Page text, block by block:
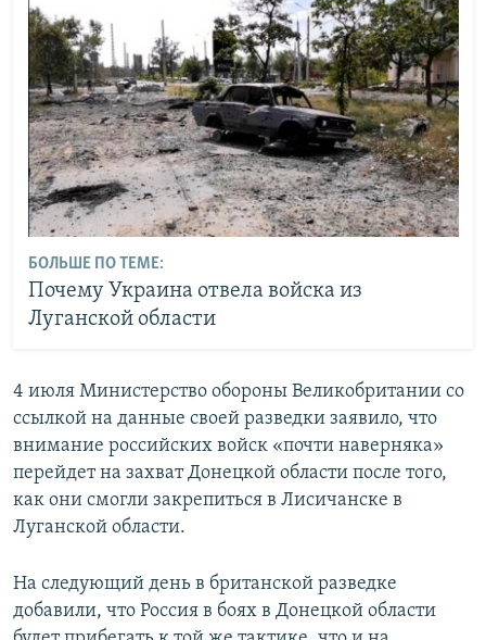
БОЛЬШЕ ПО ТЕМЕ:
Почему Украина отвела войска из
Луганской области
4 июля Министерство обороны Великобритании со
ссылкой на данные своей разведки заявило, что
внимание российских войск «почти наверняка»
перейдет на захват Донецкой области после того,
как они смогли закрепиться в Лисичанске в
Луганской области.
На следующий день в британской разведке
добавили, что Россия в боях в Донецкой области